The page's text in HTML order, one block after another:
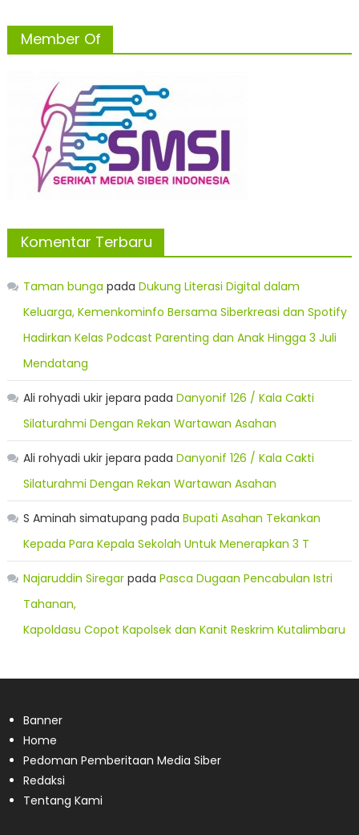
Member Of
Komentar Terbaru
Taman bunga pada Dukung Literasi Digital dalam
Keluarga, Kemenkominfo Bersama Siberkreasi dan Spotify
Hadirkan Kelas Podcast Parenting dan Anak Hingga 3 Juli
Mendatang
Ali rohyadi ukir jepara pada Danyonif 126 / Kala Cakti
Silaturahmi Dengan Rekan Wartawan Asahan
Ali rohyadi ukir jepara pada Danyonif 126 / Kala Cakti
Silaturahmi Dengan Rekan Wartawan Asahan
S Aminah simatupang pada Bupati Asahan Tekankan
Kepada Para Kepala Sekolah Untuk Menerapkan 3 T
Najaruddin Siregarpada Pasca Dugaan Pencabulan Istri
Tahanan,
Kapoldasu Copot Kapolsek dan Kanit Reskrim Kutalimbaru
Banner
Home
Pedoman Pemberitaan Media Siber
Redaksi
Tentang Kami